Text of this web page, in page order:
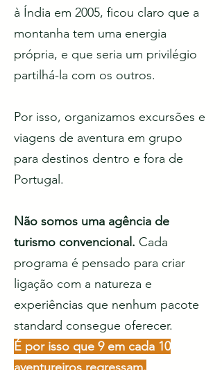
à Índia em 2005, ficou claro que a
montanha tem uma energia
própria, e que seria um privilégio
partilhá-la com os outros.
Por isso, organizamos excursões e
viagens de aventura em grupo
para destinos dentro e fora de
Portugal.
Não somos uma agência de
turismo convencional. Cada
programa é pensado para criar
ligação com a natureza e
experiências que nenhum pacote
standard consegue oferecer.
É por isso que 9 em cada 10